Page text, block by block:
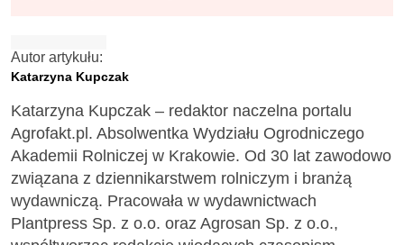
Autor artykułu:
Katarzyna Kupczak
Katarzyna Kupczak – redaktor naczelna portalu
Agrofakt.pl. Absolwentka Wydziału Ogrodniczego
Akademii Rolniczej w Krakowie. Od 30 lat zawodowo
związana z dziennikarstwem rolniczym i branżą
wydawniczą. Pracowała w wydawnictwach
Plantpress Sp. z o.o. oraz Agrosan Sp. z o.o.,